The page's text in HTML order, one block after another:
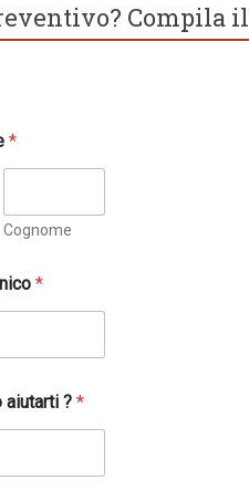
Compila il
*
Cognome
*
aiutarti ?*